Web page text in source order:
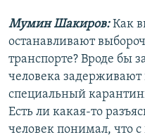
Мумин Шакиров:Как
останавливают
транспорте? Вроде бы
человека задерживают
специальный
Есть ли какая-то
человек понимал, что